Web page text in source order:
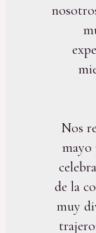
Nos
mayo
de la
muy